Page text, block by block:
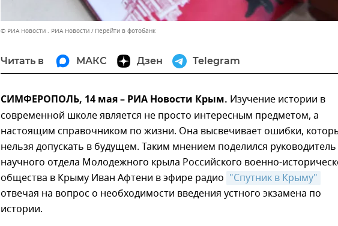
© РИА Новости . РИА Новости Перейти в фотобанк
Читать в МАКС Дзен Telegram
СИМФЕРОПОЛЬ, 14 мая – РИА Новости Крым. Изучение истории в
современной школе является не просто интересным предметом, а
настоящим справочником по жизни. Она высвечивает ошибки,
нельзя допускать в будущем. Таким мнением поделился руководитель
научного отдела Молодежного крыла Российского военно-
общества в Крыму Иван Афтени в эфире радио "Спутник в Крыму"
отвечая на вопрос о необходимости введения устного экзамена по
истории.